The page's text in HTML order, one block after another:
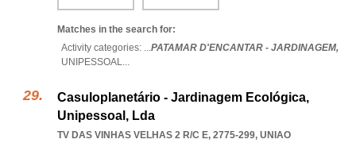
Matches in the search for:
Activity categories: ...PATAMAR D'ENCANTAR - JARDINAGEM,
UNIPESSOAL...
Casuloplanetário - Jardinagem Ecológica,
Unipessoal, Lda
TV DAS VINHAS VELHAS 2 R/C E, 2775-299, UNIAO